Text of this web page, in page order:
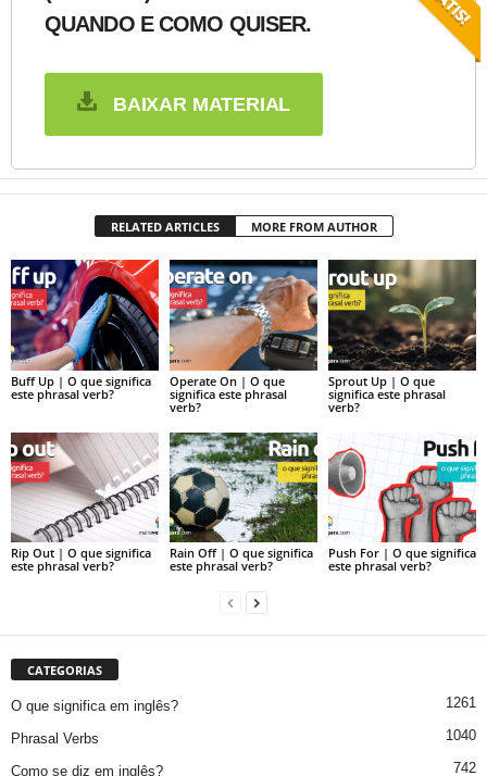
QUANDO E COMO QUISER.
BAIXAR MATERIAL
RELATED ARTICLES MORE FROM AUTHOR
Buff Up | O que significa
este phrasal verb?
Operate On | O que
significa este phrasal
verb?
Sprout Up | O que
significa este phrasal
verb?
Rip Out | O que significa
este phrasal verb?
Rain Off | O que significa
este phrasal verb?
Push For | O que significa
este phrasal verb?
CATEGORIAS
O que significa em inglês? 1261
Phrasal Verbs 1040
Como se diz em inglês? 742